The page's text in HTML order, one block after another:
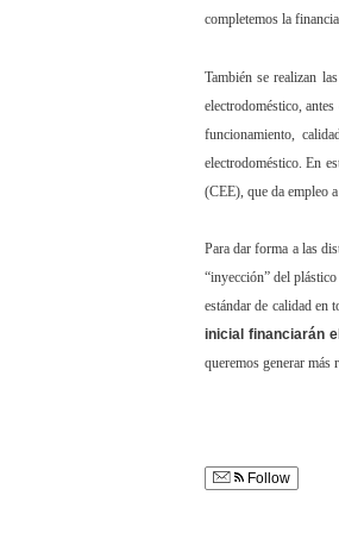
completemos la
También se realizan
electrodoméstico,
funcionamiento,
electrodoméstico. En
(CEE), que da empleo
Para dar forma a las
“inyección” del
estándar de calidad en
inicial financiarán
queremos generar más
Follow